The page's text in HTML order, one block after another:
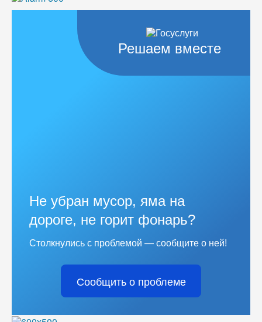
Решаем вместе
Не убран мусор, яма на
дороге, не горит фонарь?
Столкнулись с проблемой — сообщите о ней!
Сообщить о проблеме